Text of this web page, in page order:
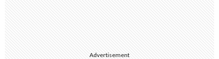
Advertisement